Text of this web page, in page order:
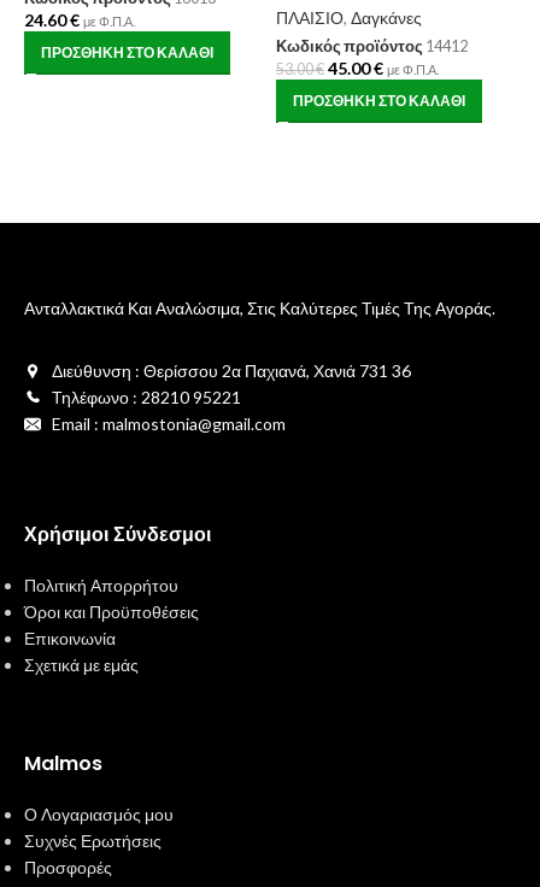
24.60€ με Φ.Π.Α.
ΠΡΟΣΘΉΚΗ ΣΤΟ ΚΑΛΆΘΙ
ΠΛΑΙΣΙΟ, Δαγκάνες
Κωδικός προϊόντος 14412
53.00€ 45.00€ με Φ.Π.Α.
ΠΡΟΣΘΉΚΗ ΣΤΟ ΚΑΛΆΘΙ
Ανταλλακτικά Και Αναλώσιμα, Στις Καλύτερες Τιμές Της Αγοράς.
Διεύθυνση : Θερίσσου 2α Παχιανά, Χανιά 731 36
Τηλέφωνο : 28210 95221
Email : malmostonia@gmail.com
Χρήσιμοι Σύνδεσμοι
Πολιτική Απορρήτου
Όροι και Προϋποθέσεις
Επικοινωνία
Σχετικά με εμάς
Malmos
Ο Λογαριασμός μου
Συχνές Ερωτήσεις
Προσφορές